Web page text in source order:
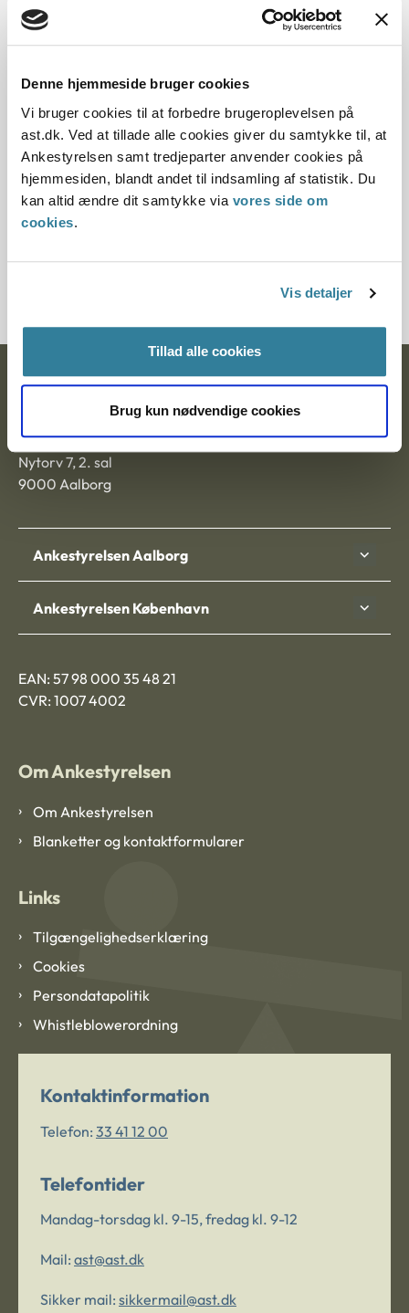
Denne hjemmeside bruger cookies
Vi bruger cookies til at forbedre brugeroplevelsen på
ast.dk. Ved at tillade alle cookies giver du samtykke til, at
Ankestyrelsen samt tredjeparter anvender cookies på
hjemmesiden, blandt andet til indsamling af statistik. Du
kan altid ændre dit samtykke via vores side om
cookies.
Vis detaljer
Tillad alle cookies
Brug kun nødvendige cookies
Offentliggørelsesdato
12.07.2013
Paragraf
§ 43 § 15 § 9 § 46a
Ankestyrelsen
Nytorv 7, 2. sal
9000 Aalborg
Ankestyrelsen Aalborg
Ankestyrelsen København
EAN: 57 98 000 35 48 21
CVR: 1007 4002
Om Ankestyrelsen
Om Ankestyrelsen
Blanketter og kontaktformularer
Links
Tilgængelighedserklæring
Cookies
Persondatapolitik
Whistleblowerordning
Kontaktinformation
Telefon: 33 41 12 00
Telefontider
Mandag-torsdag kl. 9-15, fredag kl. 9-12
Mail: ast@ast.dk
Sikker mail: sikkermail@ast.dk